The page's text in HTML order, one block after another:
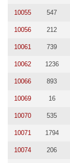
10055 547
10056 212
10061 739
10062 1236
10066 893
10069 16
10070 535
10071 1794
10074 206